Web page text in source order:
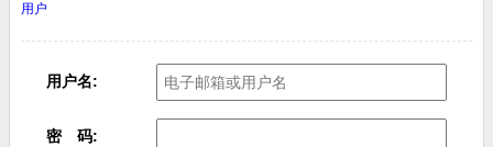
用户
用户名:
密 码: